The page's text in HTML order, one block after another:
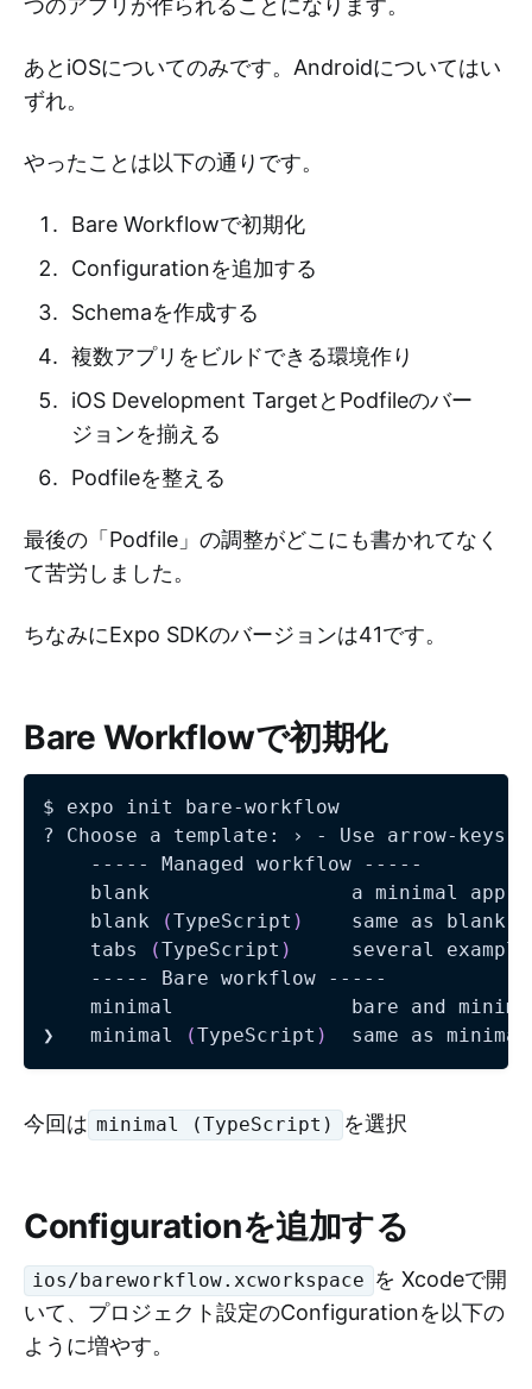
つのアプリが作られることになります。
あとiOSについてのみです。Androidについてはい
ずれ。
やったことは以下の通りです。
Bare Workflowで初期化
Configurationを追加する
Schemaを作成する
複数アプリをビルドできる環境作り
iOS Development TargetとPodfileのバー
ジョンを揃える
Podfileを整える
最後の「Podfile」の調整がどこにも書かれてなく
て苦労しました。
ちなみにExpo SDKのバージョンは41です。
Bare Workflowで初期化
$ expo init bare-workflow
? Choose a template: › - Use arrow-
    ----- Managed workflow -----
blank                 a minimal app
    blank
(TypeScript )
same as blank
    tabs
(TypeScript )
several
    ----- Bare workflow -----
minimal               bare and
❯   minimal
(TypeScript )
今回は minimal (TypeScript) を選択
Configurationを追加する
ios/bareworkflow.xcworkspace を Xcodeで開
いて、プロジェクト設定のConfigurationを以下の
ように増やす。